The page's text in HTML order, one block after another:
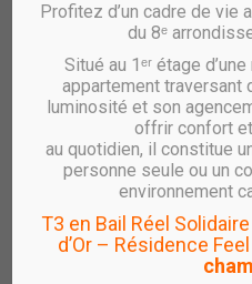
Les premières résidences
Vénissieux viennent d’être
2014, en présence de
Ce projet commun entre
NACARAT comprend :
36 logements en
RHONE SAONE
27 logements en
dans la résidence
Les Jardins du Monde à
Profitez d’un cadre de vie
du 8ᵉ
Situé au 1ᵉʳ étage
appartement traversant
luminosité et son
offrir confort
au quotidien, il constitue
personne seule ou un
environnement
T3 en Bail Réel
d’Or – Résidence